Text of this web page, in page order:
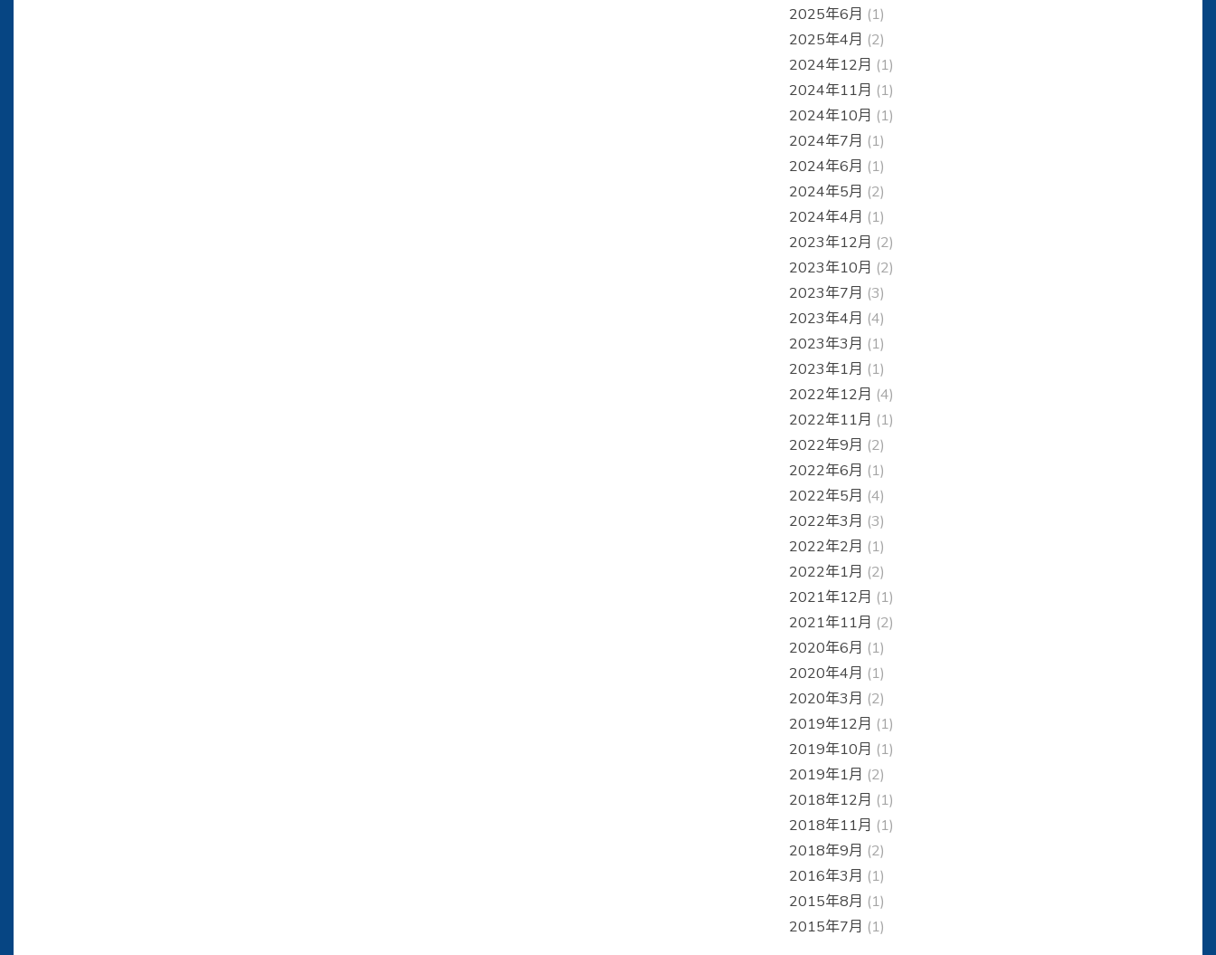
2025年6月 (1)
2025年4月 (2)
2024年12月 (1)
2024年11月 (1)
2024年10月 (1)
2024年7月 (1)
2024年6月 (1)
2024年5月 (2)
2024年4月 (1)
2023年12月 (2)
2023年10月 (2)
2023年7月 (3)
2023年4月 (4)
2023年3月 (1)
2023年1月 (1)
2022年12月 (4)
2022年11月 (1)
2022年9月 (2)
2022年6月 (1)
2022年5月 (4)
2022年3月 (3)
2022年2月 (1)
2022年1月 (2)
2021年12月 (1)
2021年11月 (2)
2020年6月 (1)
2020年4月 (1)
2020年3月 (2)
2019年12月 (1)
2019年10月 (1)
2019年1月 (2)
2018年12月 (1)
2018年11月 (1)
2018年9月 (2)
2016年3月 (1)
2015年8月 (1)
2015年7月 (1)